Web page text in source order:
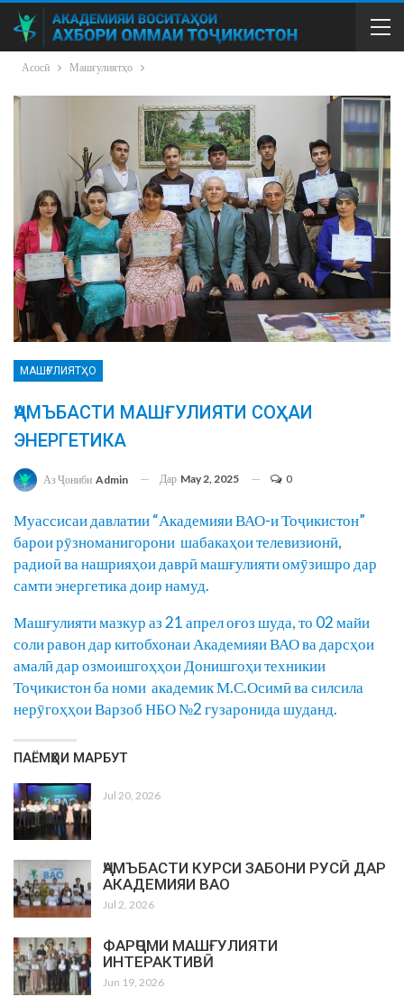
Асосӣ Машғулиятҳо
МАШҒУЛИЯТҲО
ҶАМЪБАСТИ МАШҒУЛИЯТИ СОҲАИ
ЭНЕРГЕТИКА
Аз Ҷониби Admin Дар May 2, 2025 0
Муассисаи давлатии “Академияи ВАО-и Тоҷикистон”
барои рӯзноманигорони шабакаҳои телевизионӣ,
радиоӣ ва нашрияҳои даврӣ машғулияти омӯзишро дар
самти энергетика доир намуд.
Машғулияти мазкур аз 21 апрел оғоз шуда, то 02 майи
соли равон дар китобхонаи Академияи ВАО ва дарсҳои
амалӣ дар озмоишгоҳҳои Донишгоҳи техникии
Тоҷикистон ба номи академик М.С.Осимӣ ва силсила
нерӯгоҳҳои Варзоб НБО №2 гузаронида шуданд.
ПАЁМҲОИ МАРБУТ
Jul 20, 2026
ҶАМЪБАСТИ КУРСИ ЗАБОНИ РУСӢ ДАР
АКАДЕМИЯИ ВАО
Jul 2, 2026
ФАРҶОМИ МАШҒУЛИЯТИ
ИНТЕРАКТИВӢ
Jun 19, 2026